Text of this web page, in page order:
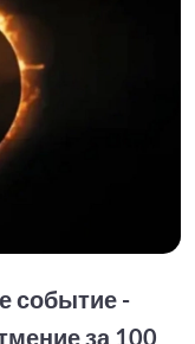
событие -
за 100